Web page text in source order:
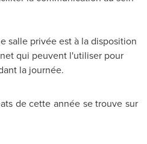
salle privée est à la disposition
qui peuvent l'utiliser pour
la journée.
de cette année se trouve sur